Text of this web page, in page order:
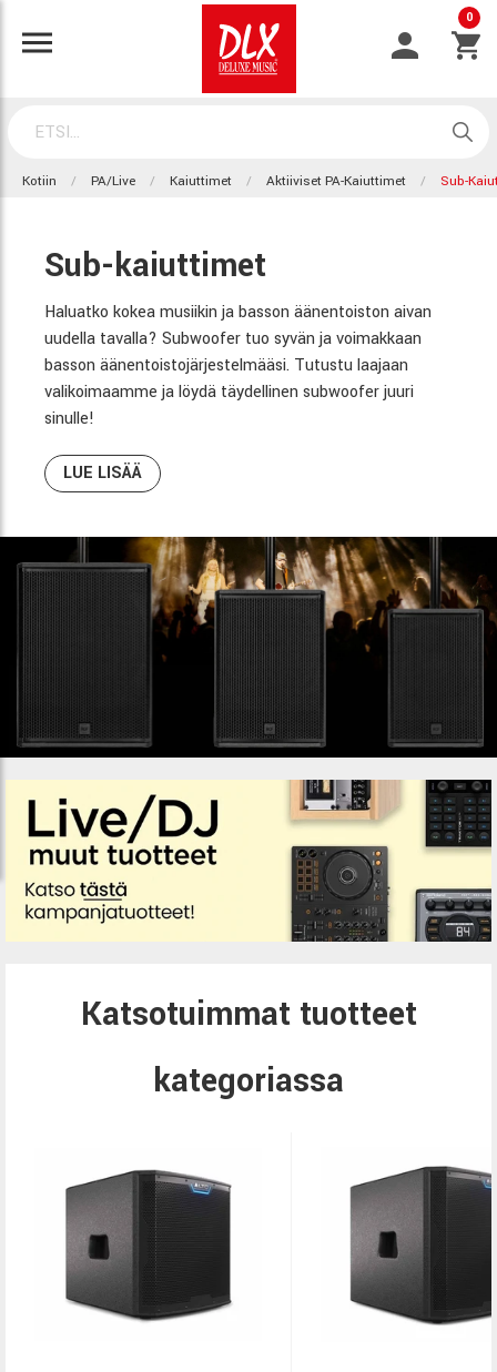
0
Kotiin PA/Live Kaiuttimet Aktiiviset PA-Kaiuttimet Sub-
Sub-kaiuttimet
Haluatko kokea musiikin ja basson äänentoiston aivan
uudella tavalla? Subwoofer tuo syvän ja voimakkaan
basson äänentoistojärjestelmääsi. Tutustu laajaan
valikoimaamme ja löydä täydellinen subwoofer juuri
sinulle!
LUE LISÄÄ
Katsotuimmat tuotteet
kategoriassa